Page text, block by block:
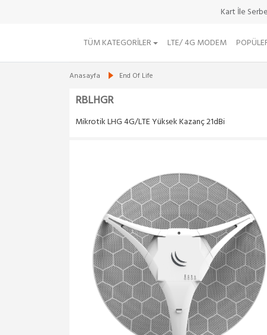
Kart İle
TÜM KATEGORILER LTE/ 4G MODEM
Anasayfa End Of Life
RBLHGR
Mikrotik LHG 4G/LTE Yüksek Kazanç 21dBi